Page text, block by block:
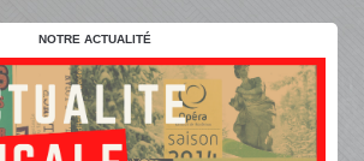
NOTRE ACTUALITÉ